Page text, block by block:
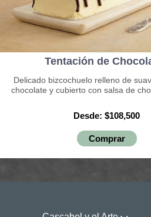
Tentación de
Delicado bizcochuelo relleno de
chocolate y cubierto con salsa de
Desde: $108,500
Comprar